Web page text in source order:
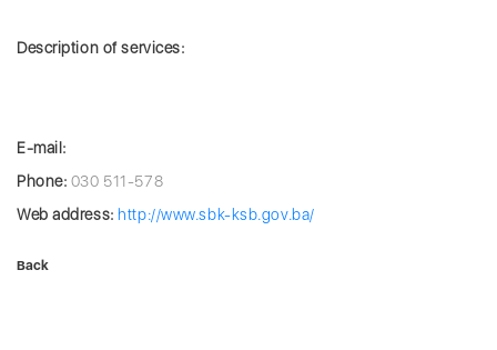
Description of services:
E-mail:
Phone: 030 511-578
Web address: http://www.sbk-ksb.gov.ba/
Back